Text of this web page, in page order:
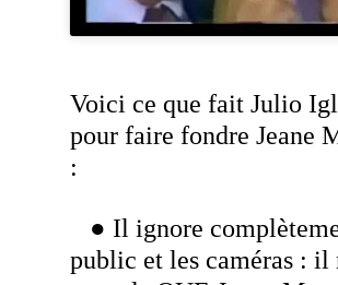
Voici ce que fait Julio
pour faire fondre Jeane
:
● Il ignore
public et les caméras : il